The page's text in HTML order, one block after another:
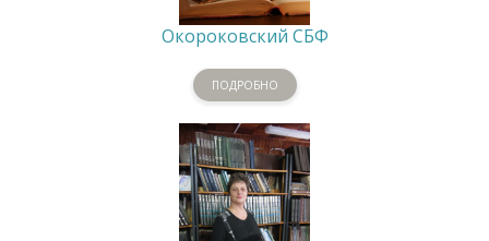
Окороковский СБФ
ПОДРОБНО